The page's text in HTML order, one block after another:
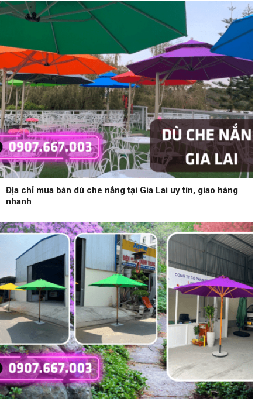
Địa chỉ mua bán dù che nắng tại Gia Lai uy tín, giao hàng
nhanh